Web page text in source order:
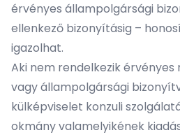
érvényes állampolgársági
ellenkező bizonyításig –
igazolhat.
Aki nem rendelkezik
vagy állampolgársági
külképviselet konzuli
okmány valamelyikének